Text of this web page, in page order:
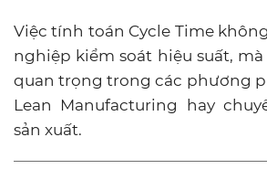
Việc tính toán Cycle Time
nghiệp kiểm soát hiệu suất,
quan trọng trong các phương
Lean Manufacturing hay
sản xuất.